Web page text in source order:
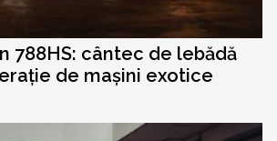
788HS: cântec de lebădă
de mașini exotice